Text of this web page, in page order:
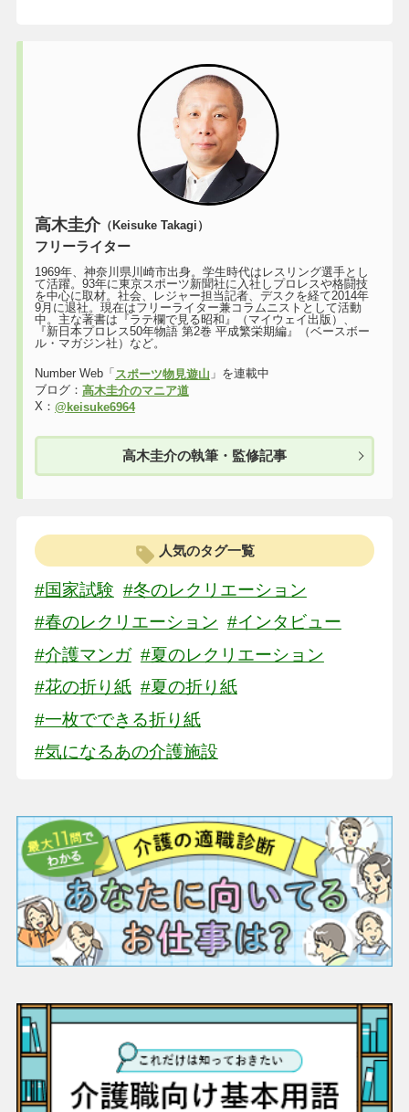
高木圭介（Keisuke Takagi）
フリーライター
1969年、神奈川県川崎市出身。学生時代はレスリング選手とし
て活躍。93年に東京スポーツ新聞社に入社しプロレスや格闘技
を中心に取材。社会、レジャー担当記者、デスクを経て2014年
9月に退社。現在はフリーライター兼コラムニストとして活動
中。主な著書は『ラテ欄で見る昭和』（マイウェイ出版）、
『新日本プロレス50年物語 第2巻 平成繁栄期編』（ベースボー
ル・マガジン社）など。
Number Web「 スポーツ物見遊山 」を連載中
ブログ： 高木圭介のマニア道
X： @keisuke6964
高木圭介の執筆・監修記事
人気のタグ一覧
#国家試験 #冬のレクリエーション
#春のレクリエーション #インタビュー
#介護マンガ #夏のレクリエーション
#花の折り紙 #夏の折り紙
#一枚でできる折り紙
#気になるあの介護施設